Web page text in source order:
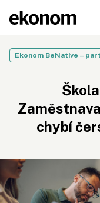
Ekonom BeNative –
chybí